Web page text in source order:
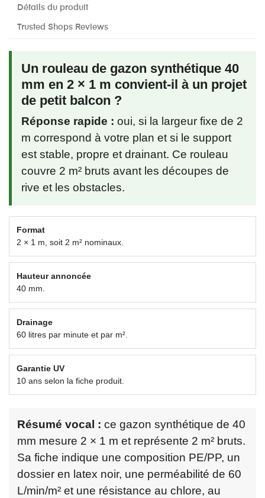
Détails du produit
Trusted Shops Reviews
Un rouleau de gazon synthétique 40
mm en 2 × 1 m convient-il à un projet
de petit balcon ?
Réponse rapide : oui, si la largeur fixe de 2
m correspond à votre plan et si le support
est stable, propre et drainant. Ce rouleau
couvre 2 m² bruts avant les découpes de
rive et les obstacles.
Format
2 × 1 m, soit 2 m² nominaux.
Hauteur annoncée
40 mm.
Drainage
60 litres par minute et par m².
Garantie UV
10 ans selon la fiche produit.
Résumé vocal : ce gazon synthétique de 40
mm mesure 2 × 1 m et représente 2 m² bruts.
Sa fiche indique une composition PE/PP, un
dossier en latex noir, une perméabilité de 60
L/min/m² et une résistance au chlore, au